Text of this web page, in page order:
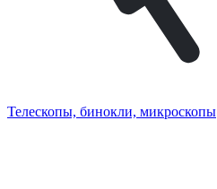
Телескопы, бинокли, микроскопы